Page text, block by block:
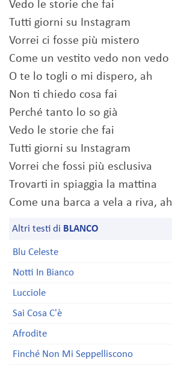
Vedo le storie che fai
Tutti giorni su Instagram
Vorrei ci fosse più mistero
Come un vestito vedo non vedo
O te lo togli o mi dispero, ah
Non ti chiedo cosa fai
Perché tanto lo so già
Vedo le storie che fai
Tutti giorni su Instagram
Vorrei che fossi più esclusiva
Trovarti in spiaggia la mattina
Come una barca a vela a riva, ah
Altri testi di BLANCO
Blu Celeste
Notti In Bianco
Lucciole
Sai Cosa C'è
Afrodite
Finché Non Mi Seppelliscono